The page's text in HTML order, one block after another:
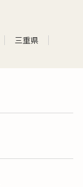
三重県